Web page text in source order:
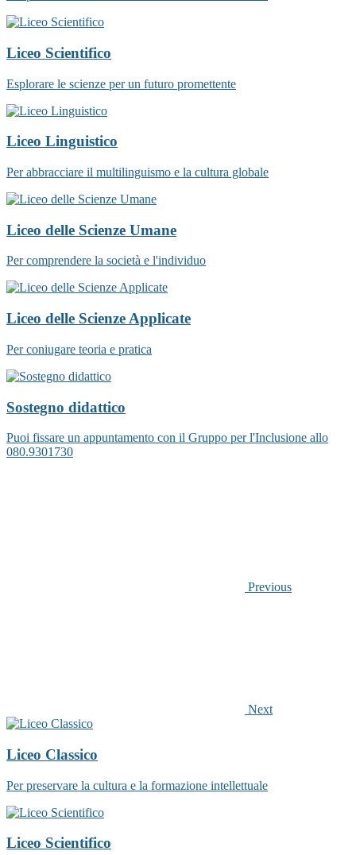
Liceo Scientifico
Esplorare le scienze per un futuro promettente
Liceo Linguistico
Per abbracciare il multilinguismo e la cultura globale
Liceo delle Scienze Umane
Per comprendere la società e l'individuo
Liceo delle Scienze Applicate
Per coniugare teoria e pratica
Sostegno didattico
Puoi fissare un appuntamento con il Gruppo per l'Inclusione allo
080.9301730
Previous
Next
Liceo Classico
Per preservare la cultura e la formazione intellettuale
Liceo Scientifico